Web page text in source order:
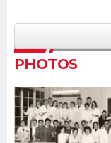
PHOTOS